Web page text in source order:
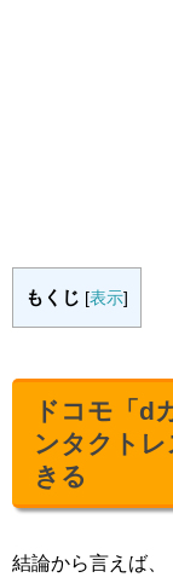
もくじ [表示]
ドコモ「d
ンタクト
きる
結論から言えば、